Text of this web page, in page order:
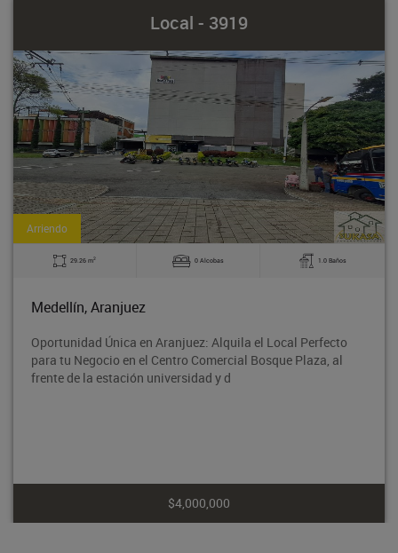
Local - 3919
Arriendo
29.26 m2 0 Alcobas 1.0 Baños
Medellín, Aranjuez
Oportunidad Única en Aranjuez: Alquila el Local Perfecto
para tu Negocio en el Centro Comercial Bosque Plaza, al
frente de la estación universidad y d
$4,000,000